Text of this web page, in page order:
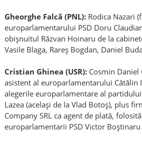
Gheorghe Falcă (PNL):Rodica Nazari
europarlamentarului PSD Doru
obișnuitul Răzvan Hoinaru de la
Vasile Blaga, Rareș Bogdan, Daniel
Cristian Ghinea (USR):Cosmin Daniel
asistent al europarlamentarului Cătălin
alegerile europarlamentare al
Lazea (același de la Vlad Botoș), plus
Company SRL ca agent de plată,
europarlamentarii PSD Victor Boștinaru